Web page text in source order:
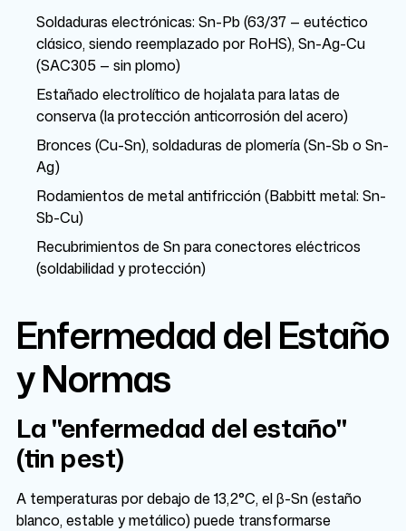
Soldaduras electrónicas: Sn-Pb (63/37 — eutéctico
clásico, siendo reemplazado por RoHS), Sn-Ag-Cu
(SAC305 — sin plomo)
Estañado electrolítico de hojalata para latas de
conserva (la protección anticorrosión del acero)
Bronces (Cu-Sn), soldaduras de plomería (Sn-Sb o Sn-
Ag)
Rodamientos de metal antifricción (Babbitt metal: Sn-
Sb-Cu)
Recubrimientos de Sn para conectores eléctricos
(soldabilidad y protección)
Enfermedad del Estaño
y Normas
La "enfermedad del estaño"
(tin pest)
A temperaturas por debajo de 13,2°C, el β-Sn (estaño
blanco, estable y metálico) puede transformarse